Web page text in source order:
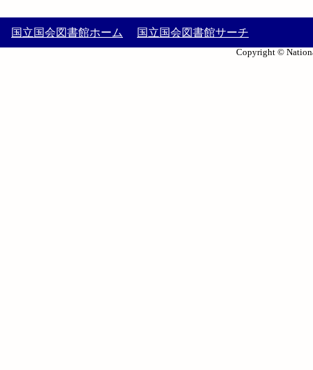
国立国会図書館ホーム 国立国会図書館サーチ
Copyright ©